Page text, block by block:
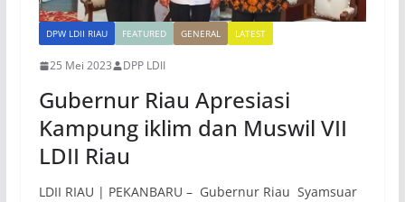
DPW LDII RIAU FEATURED GENERAL LATEST
25 Mei 2023 DPP LDII
Gubernur Riau Apresiasi
Kampung iklim dan Muswil VII
LDII Riau
LDII RIAU | PEKANBARU – Gubernur Riau Syamsuar